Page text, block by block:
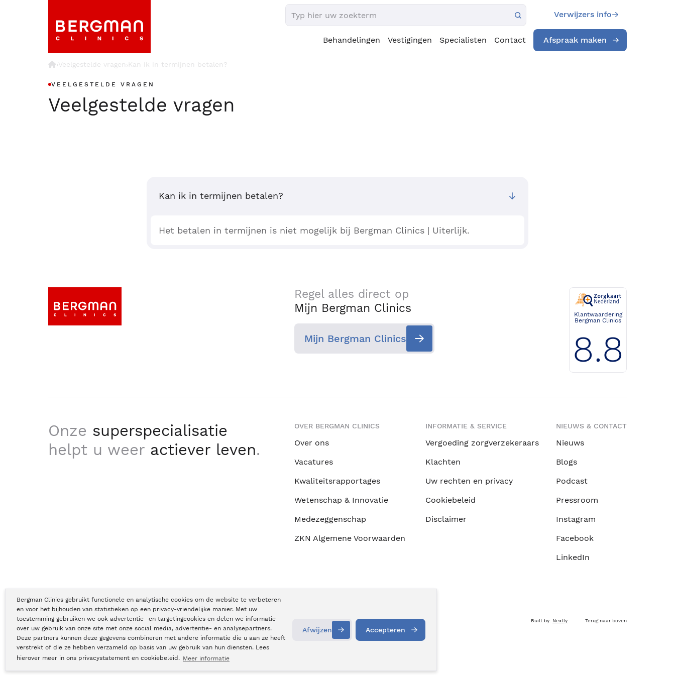
Bergman Clinics gebruikt functionele en analytische cookies om de website te verbeteren
en voor het bijhouden van statistieken op een privacy-vriendelijke manier. Met uw
toestemming gebruiken we ook advertentie- en targetingcookies en delen we informatie
over uw gebruik van onze site met onze social media, advertentie- en analysepartners.
Deze partners kunnen deze gegevens combineren met andere informatie die u aan ze heeft
verstrekt of die ze hebben verzameld op basis van uw gebruik van hun diensten. Lees
hierover meer in ons privacystatement en cookiebeleid. Meer informatie
Afwijzen Accepteren
Verwijzers info
Behandelingen Vestigingen Specialisten Contact Afspraak maken
›Veelgestelde vragen›Kan ik in termijnen betalen?
VEELGESTELDE VRAGEN
Veelgestelde vragen
Kan ik in termijnen betalen?
Het betalen in termijnen is niet mogelijk bij Bergman Clinics | Uiterlijk.
Regel alles direct op
Mijn Bergman Clinics
Mijn Bergman Clinics
Klantwaardering
Bergman Clinics
8.8
Onze superspecialisatie
helpt u weer actiever leven.
OVER BERGMAN CLINICS
Over ons
Vacatures
Kwaliteitsrapportages
Wetenschap & Innovatie
Medezeggenschap
ZKN Algemene Voorwaarden
INFORMATIE & SERVICE
Vergoeding zorgverzekeraars
Klachten
Uw rechten en privacy
Cookiebeleid
Disclaimer
NIEUWS & CONTACT
Nieuws
Blogs
Podcast
Pressroom
Instagram
Facebook
LinkedIn
Copyright © Bergman Clinics 2026 | KVK nummer: 30196373 Built by: Nextly Terug naar boven